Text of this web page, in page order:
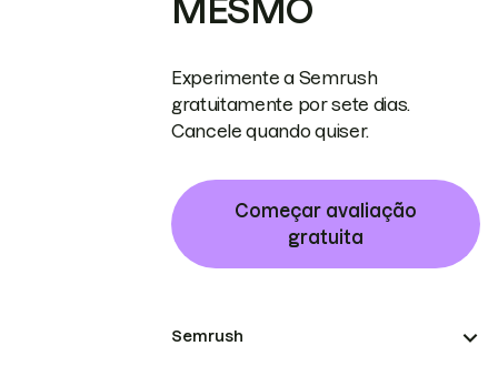
MESMO
Experimente a Semrush
gratuitamente por sete dias.
Cancele quando quiser.
Começar avaliação
gratuita
Semrush